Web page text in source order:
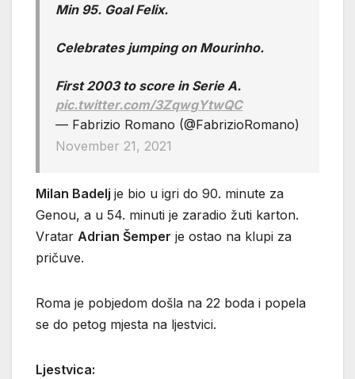
Min 95. Goal Felix.
Celebrates jumping on Mourinho.
First 2003 to score in Serie A.
pic.twitter.com/3ZqwgYtwQC
— Fabrizio Romano (@FabrizioRomano)
November 21, 2021
Milan Badelj je bio u igri do 90. minute za
Genou, a u 54. minuti je zaradio žuti karton.
Vratar Adrian Šemper je ostao na klupi za
pričuve.
Roma je pobjedom došla na 22 boda i popela
se do petog mjesta na ljestvici.
Ljestvica: